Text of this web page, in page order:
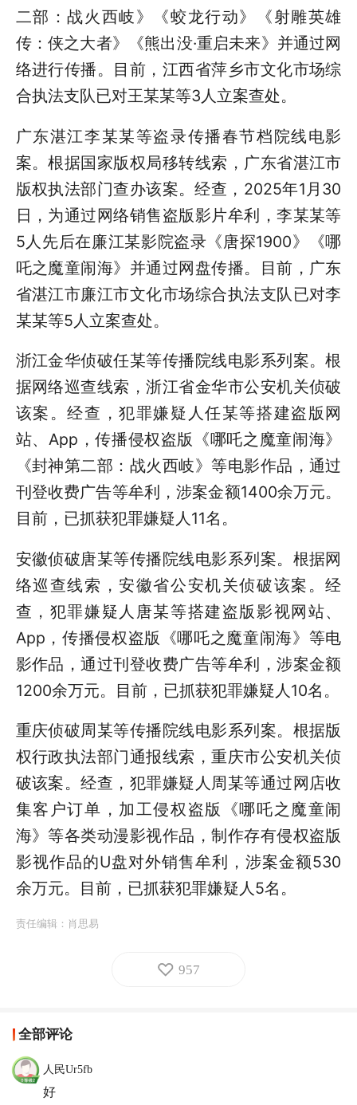
二部：战火西岐》《蛟龙行动》《射雕英雄
传：侠之大者》《熊出没·重启未来》并通过网
络进行传播。目前，江西省萍乡市文化市场综
合执法支队已对王某某等3人立案查处。
广东湛江李某某等盗录传播春节档院线电影
案。根据国家版权局移转线索，广东省湛江市
版权执法部门查办该案。经查，2025年1月30
日，为通过网络销售盗版影片牟利，李某某等
5人先后在廉江某影院盗录《唐探1900》《哪
吒之魔童闹海》并通过网盘传播。目前，广东
省湛江市廉江市文化市场综合执法支队已对李
某某等5人立案查处。
浙江金华侦破任某等传播院线电影系列案。根
据网络巡查线索，浙江省金华市公安机关侦破
该案。经查，犯罪嫌疑人任某等搭建盗版网
站、App，传播侵权盗版《哪吒之魔童闹海》
《封神第二部：战火西岐》等电影作品，通过
刊登收费广告等牟利，涉案金额1400余万元。
目前，已抓获犯罪嫌疑人11名。
安徽侦破唐某等传播院线电影系列案。根据网
络巡查线索，安徽省公安机关侦破该案。经
查，犯罪嫌疑人唐某等搭建盗版影视网站、
App，传播侵权盗版《哪吒之魔童闹海》等电
影作品，通过刊登收费广告等牟利，涉案金额
1200余万元。目前，已抓获犯罪嫌疑人10名。
重庆侦破周某等传播院线电影系列案。根据版
权行政执法部门通报线索，重庆市公安机关侦
破该案。经查，犯罪嫌疑人周某等通过网店收
集客户订单，加工侵权盗版《哪吒之魔童闹
海》等各类动漫影视作品，制作存有侵权盗版
影视作品的U盘对外销售牟利，涉案金额530
余万元。目前，已抓获犯罪嫌疑人5名。
责任编辑： 肖思易
957
全部评论
人民Ur5fb
好